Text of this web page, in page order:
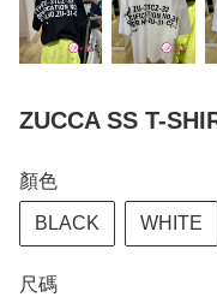
ZUCCA SS T-
顏色
BLACK WHITE
尺碼